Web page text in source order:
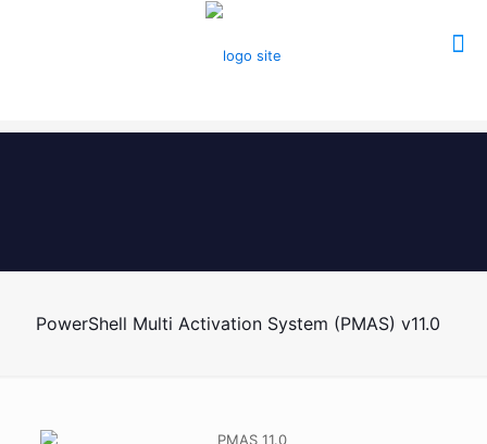
PowerShell Multi Activation System (PMAS) v11.0